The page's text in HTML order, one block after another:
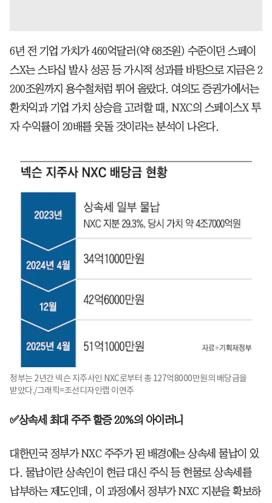
6년 전 기업 가치가 460억달러(약 68조원) 수준이던 스페이
스X는 스타십 발사 성공 등 가시적 성과를 바탕으로 지금은 2
200조원까지 용수철처럼 튀어 올랐다. 여의도 증권가에서는
환차익과 기업 가치 상승을 고려할 때, NXC의 스페이스X 투
자 수익률이 20배를 웃돌 것이라는 분석이 나온다.
정부는 2년간 넥슨 지주사인 NXC로부터 총 127억8000만원의 배당금을
받았다./그래픽=조선디자인랩 이연주
✅상속세 최대 주주 할증 20%의 아이러니
대한민국 정부가 NXC 주주가 된 배경에는 상속세 물납이 있
다. 물납이란 상속인이 현금 대신 주식 등 현물로 상속세를
납부하는 제도인데, 이 과정에서 정부가 NXC 지분을 확보하